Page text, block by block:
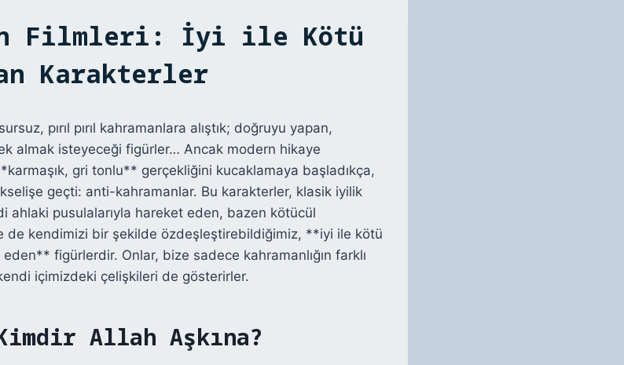
Filmleri: İyi ile Kötü
Karakterler
pırıl pırıl kahramanlara alıştık; doğruyu yapan,
almak isteyeceği figürler… Ancak modern hikaye
**karmaşık, gri tonlu** gerçekliğini kucaklamaya başladıkça,
geçti: anti-kahramanlar. Bu karakterler, klasik iyilik
ahlaki pusulalarıyla hareket eden, bazen kötücül
de kendimizi bir şekilde özdeşleştirebildiğimiz, **iyi ile kötü
figürlerdir. Onlar, bize sadece kahramanlığın farklı
içimizdeki çelişkileri de gösterirler.
Allah Aşkına?